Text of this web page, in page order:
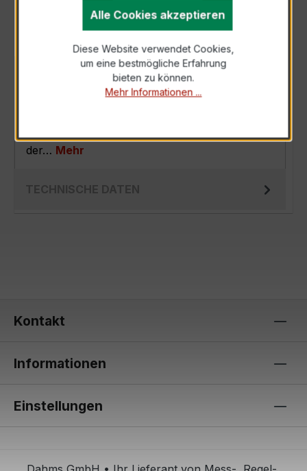
Der Verrechnungsstromwandler EASKD 31.8
hochpräziser Niederspannungs-Messwandler
der… Mehr
TECHNISCHE DATEN
Kontakt
Informationen
Einstellungen
Alle Cookies akzeptieren
Diese Website verwendet Cookies,
um eine bestmögliche Erfahrung
bieten zu können.
Mehr Informationen ...